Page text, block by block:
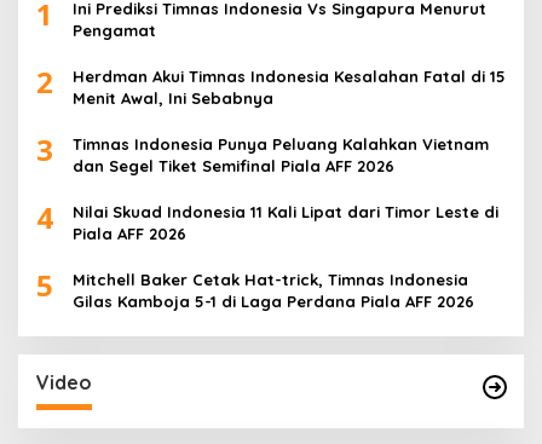
1
Ini Prediksi Timnas Indonesia Vs Singapura Menurut
Pengamat
2
Herdman Akui Timnas Indonesia Kesalahan Fatal di 15
Menit Awal, Ini Sebabnya
3
Timnas Indonesia Punya Peluang Kalahkan Vietnam
dan Segel Tiket Semifinal Piala AFF 2026
4
Nilai Skuad Indonesia 11 Kali Lipat dari Timor Leste di
Piala AFF 2026
5
Mitchell Baker Cetak Hat-trick, Timnas Indonesia
Gilas Kamboja 5-1 di Laga Perdana Piala AFF 2026
Video